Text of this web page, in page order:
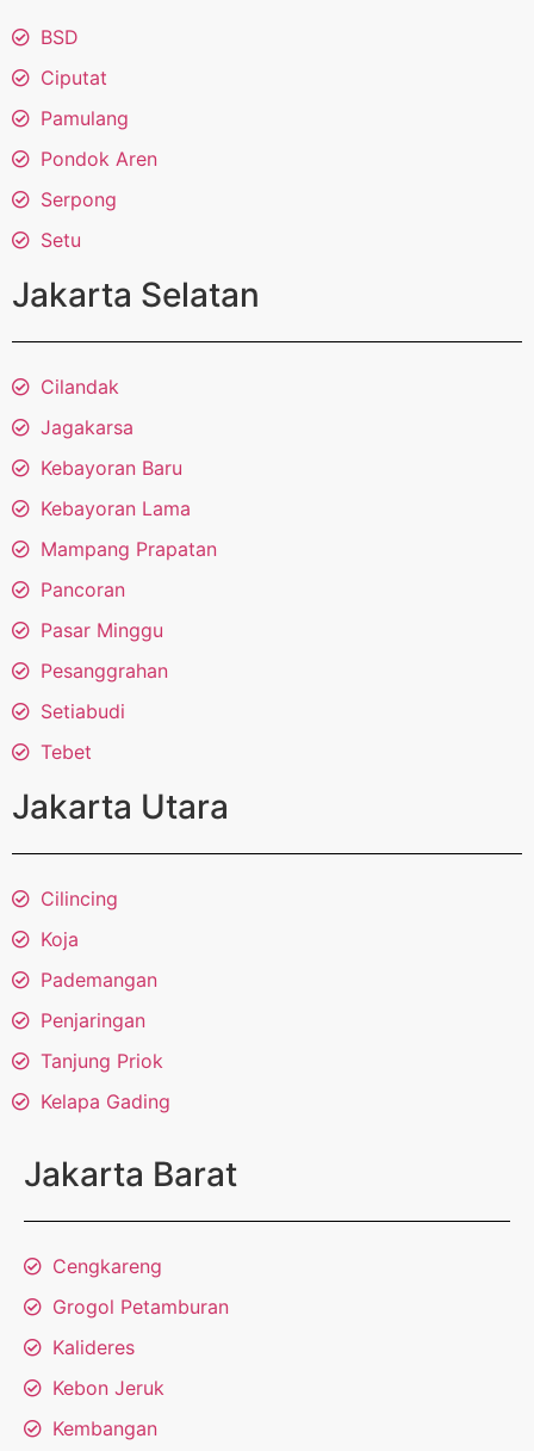
BSD
Ciputat
Pamulang
Pondok Aren
Serpong
Setu
Jakarta Selatan
Cilandak
Jagakarsa
Kebayoran Baru
Kebayoran Lama
Mampang Prapatan
Pancoran
Pasar Minggu
Pesanggrahan
Setiabudi
Tebet
Jakarta Utara
Cilincing
Koja
Pademangan
Penjaringan
Tanjung Priok
Kelapa Gading
Jakarta Barat
Cengkareng
Grogol Petamburan
Kalideres
Kebon Jeruk
Kembangan